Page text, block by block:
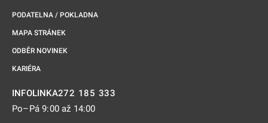
PODATELNA / POKLADNA
MAPA STRÁNEK
ODBĚR NOVINEK
KARIÉRA
INFOLINKA272 185 333
Po–Pá 9:00 až 14:00